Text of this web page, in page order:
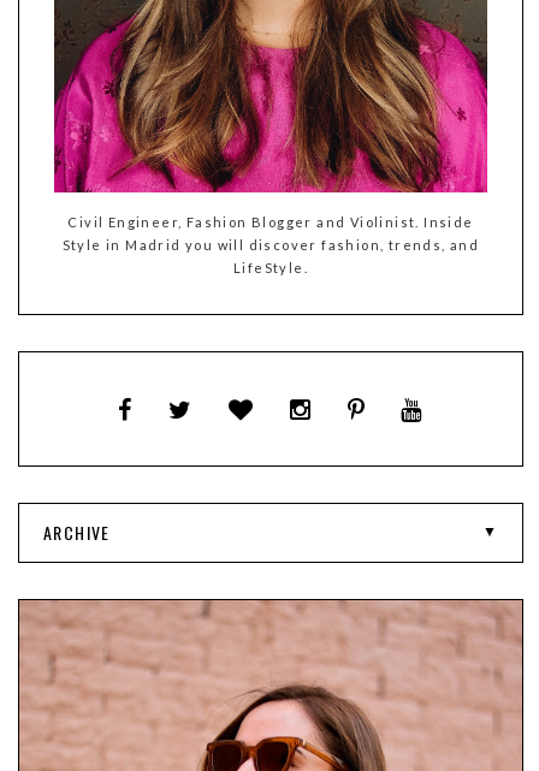
Civil Engineer, Fashion Blogger and Violinist. Inside
Style in Madrid you will discover fashion, trends, and
LifeStyle.
ARCHIVE